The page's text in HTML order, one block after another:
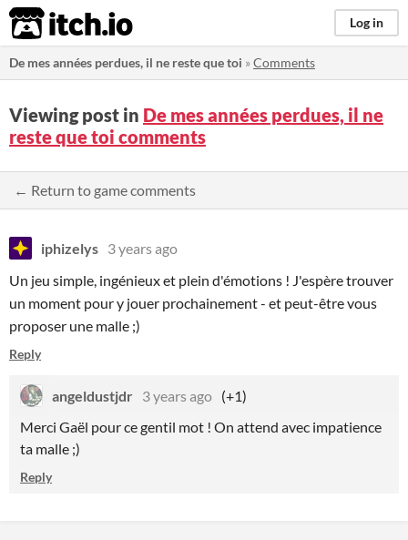
itch.io Log in
De mes années perdues, il ne reste que toi »Comments
Viewing post in De mes années perdues, il ne
reste que toi comments
← Return to game comments
iphizelys 3 years ago
Un jeu simple, ingénieux et plein d'émotions ! J'espère trouver
un moment pour y jouer prochainement - et peut-être vous
proposer une malle ;)
Reply
angeldustjdr 3 years ago (+1)
Merci Gaël pour ce gentil mot ! On attend avec impatience
ta malle ;)
Reply